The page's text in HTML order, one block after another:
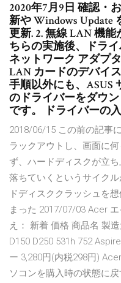
2020年7月9日 確認・
新や Windows Update
更新. 2. 無線 LAN 機
ちらの実施後、ドラ
ネットワーク アダプ
LAN カードのデバイ
手順以外にも、ASUS
のドライバーをダウ
です。 ドライバーの
2018/06/15 この前の記事
ラックアウトし、画面に
ず、ハードディスクが立
落ちていくというサイク
ドディスククラッシュを
まった 2017/07/03 Acer
え： 新着 価格 商品名 製
D150 D250 531h 752
ー 3,280円(内税298円)
ソコンを購入時の状態に